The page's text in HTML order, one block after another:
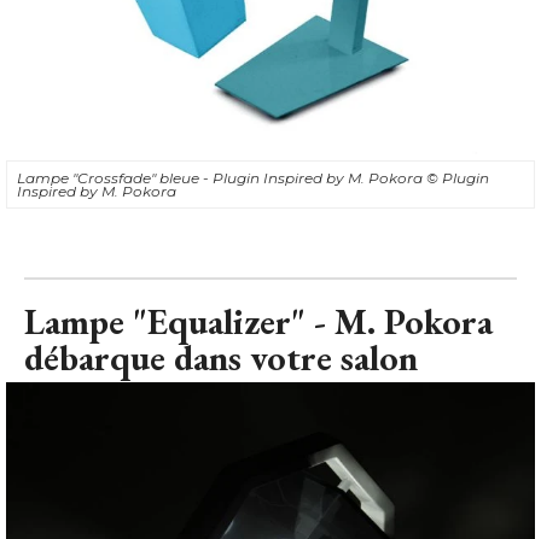
Lampe "Crossfade" bleue - Plugin Inspired by M. Pokora © Plugin
Inspired by M. Pokora
Lampe "Equalizer" - M. Pokora
débarque dans votre salon